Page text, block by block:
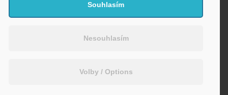
Klikněte a napište mail
Souhlasím
Nesouhlasím
Volby / Options